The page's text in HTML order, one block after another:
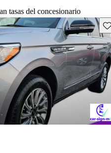
tasas del concesionario